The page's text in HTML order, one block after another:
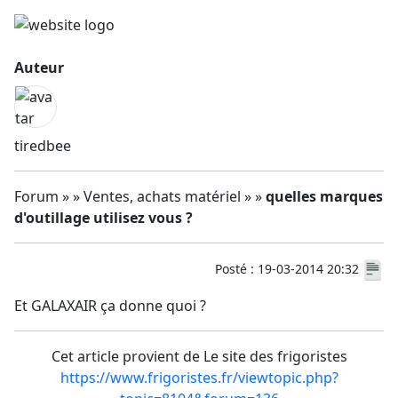
Auteur
tiredbee
Forum » » Ventes, achats matériel » »quelles marques
d'outillage utilisez vous ?
Posté : 19-03-2014 20:32
Et GALAXAIR ça donne quoi ?
Cet article provient de Le site des frigoristes
https://www.frigoristes.fr/viewtopic.php?